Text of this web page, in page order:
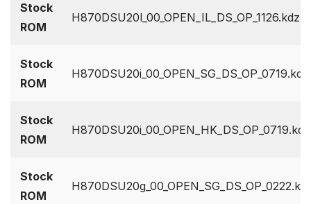
Stock
ROM
H870DSU20l_00_OPEN_IL_DS_OP_1126.kdz
Stock
ROM
H870DSU20i_00_OPEN_SG_DS_OP_0719.kdz
Stock
ROM
H870DSU20i_00_OPEN_HK_DS_OP_0719.kdz
Stock
ROM